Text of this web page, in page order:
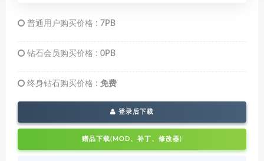
普通用户购买价格 : 7PB
钻石会员购买价格 : 0PB
终身钻石购买价格 : 免费
登录后下载
赠品下载(MOD、补丁、修改器)